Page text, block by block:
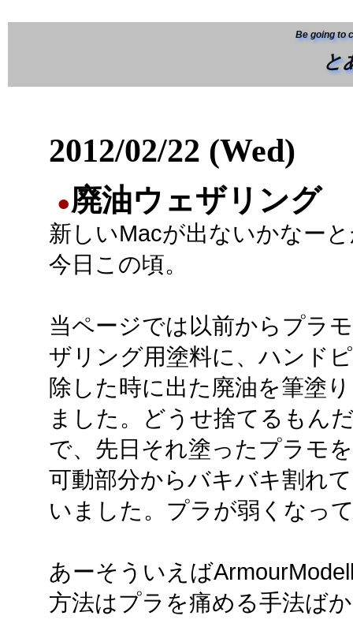
Be going to
と
2012/02/22 (Wed)
●廃油ウェザリング
新しいMacが出ないかなー
今日この頃。
当ページでは以前からプラ
ザリング用塗料に、ハンド
除した時に出た廃油を筆塗
ました。どうせ捨てるもん
で、先日それ塗ったプラモ
可動部分からバキバキ割れ
いました。プラが弱くなっ
あーそういえば
方法はプラを痛める手法ば